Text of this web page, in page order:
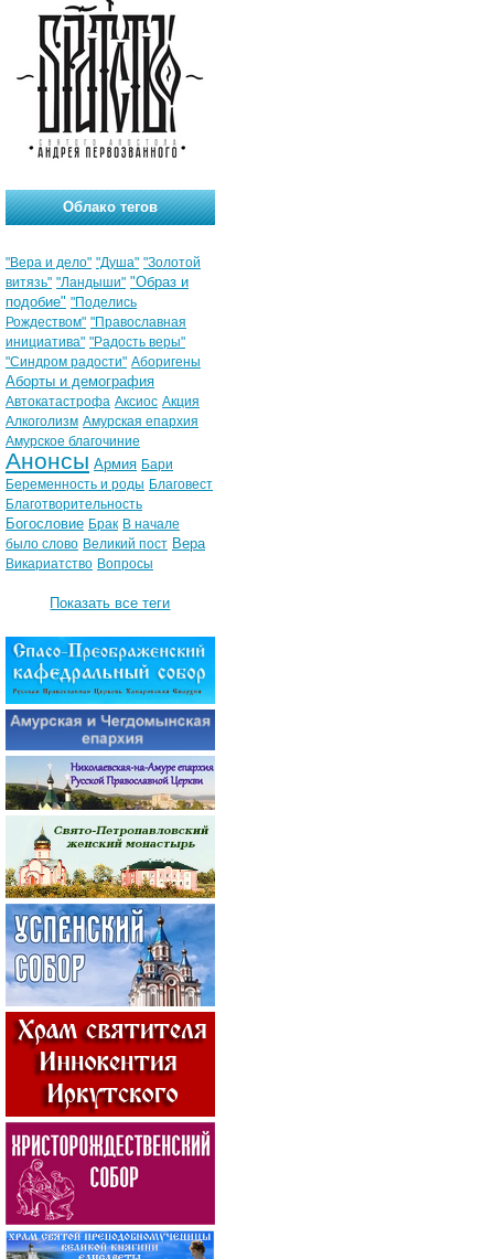
Облако тегов
"Вера и дело" "Душа" "Золотой
витязь" "Ландыши" "Образ и
подобие" "Поделись
Рождеством" "Православная
инициатива" "Радость веры"
"Синдром радости" Аборигены
Аборты и демография
Автокатастрофа Аксиос Акция
Алкоголизм Амурская епархия
Амурское благочиние
Анонсы Армия Бари
Беременность и роды Благовест
Благотворительность
Богословие Брак В начале
было слово Великий пост Вера
Викариатство Вопросы
Показать все теги